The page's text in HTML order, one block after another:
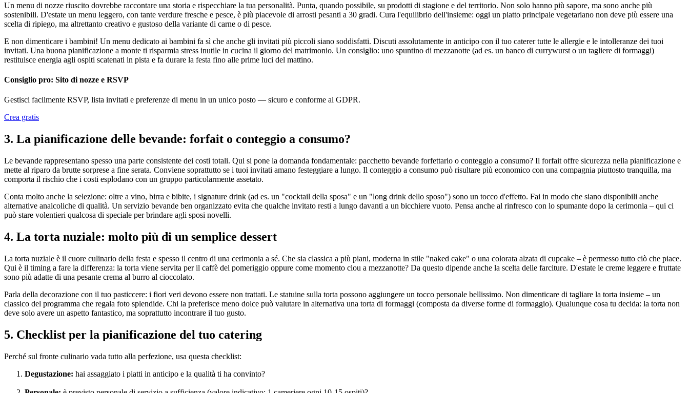
Un menu di nozze riuscito dovrebbe raccontare una storia e rispecchiare la tua personalità. Punta, quando possibile, su prodotti di stagione e del territorio. Non solo hanno più sapore, ma sono anche più
sostenibili. D'estate un menu leggero, con tante verdure fresche e pesce, è più piacevole di arrosti pesanti a 30 gradi. Cura l'equilibrio dell'insieme: oggi un piatto principale vegetariano non deve più essere una
scelta di ripiego, ma altrettanto creativo e gustoso della variante di carne o di pesce.
E non dimenticare i bambini! Un menu dedicato ai bambini fa sì che anche gli invitati più piccoli siano soddisfatti. Discuti assolutamente in anticipo con il tuo caterer tutte le allergie e le intolleranze dei tuoi
invitati. Una buona pianificazione a monte ti risparmia stress inutile in cucina il giorno del matrimonio. Un consiglio: uno spuntino di mezzanotte (ad es. un banco di currywurst o un tagliere di formaggi)
restituisce energia agli ospiti scatenati in pista e fa durare la festa fino alle prime luci del mattino.
Consiglio pro: Sito di nozze e RSVP
Gestisci facilmente RSVP, lista invitati e preferenze di menu in un unico posto — sicuro e conforme al GDPR.
Crea gratis
3. La pianificazione delle bevande: forfait o conteggio a consumo?
Le bevande rappresentano spesso una parte consistente dei costi totali. Qui si pone la domanda fondamentale: pacchetto bevande forfettario o conteggio a consumo? Il forfait offre sicurezza nella pianificazione e
mette al riparo da brutte sorprese a fine serata. Conviene soprattutto se i tuoi invitati amano festeggiare a lungo. Il conteggio a consumo può risultare più economico con una compagnia piuttosto tranquilla, ma
comporta il rischio che i costi esplodano con un gruppo particolarmente assetato.
Conta molto anche la selezione: oltre a vino, birra e bibite, i signature drink (ad es. un "cocktail della sposa" e un "long drink dello sposo") sono un tocco d'effetto. Fai in modo che siano disponibili anche
alternative analcoliche di qualità. Un servizio bevande ben organizzato evita che qualche invitato resti a lungo davanti a un bicchiere vuoto. Pensa anche al rinfresco con lo spumante dopo la cerimonia – qui ci
può stare volentieri qualcosa di speciale per brindare agli sposi novelli.
4. La torta nuziale: molto più di un semplice dessert
La torta nuziale è il cuore culinario della festa e spesso il centro di una cerimonia a sé. Che sia classica a più piani, moderna in stile "naked cake" o una colorata alzata di cupcake – è permesso tutto ciò che piace.
Qui è il timing a fare la differenza: la torta viene servita per il caffè del pomeriggio oppure come momento clou a mezzanotte? Da questo dipende anche la scelta delle farciture. D'estate le creme leggere e fruttate
sono più adatte di una pesante crema al burro al cioccolato.
Parla della decorazione con il tuo pasticcere: i fiori veri devono essere non trattati. Le statuine sulla torta possono aggiungere un tocco personale bellissimo. Non dimenticare di tagliare la torta insieme – un
classico del programma che regala foto splendide. Chi la preferisce meno dolce può valutare in alternativa una torta di formaggi (composta da diverse forme di formaggio). Qualunque cosa tu decida: la torta non
deve solo avere un aspetto fantastico, ma soprattutto incontrare il tuo gusto.
5. Checklist per la pianificazione del tuo catering
Perché sul fronte culinario vada tutto alla perfezione, usa questa checklist:
Degustazione: hai assaggiato i piatti in anticipo e la qualità ti ha convinto?